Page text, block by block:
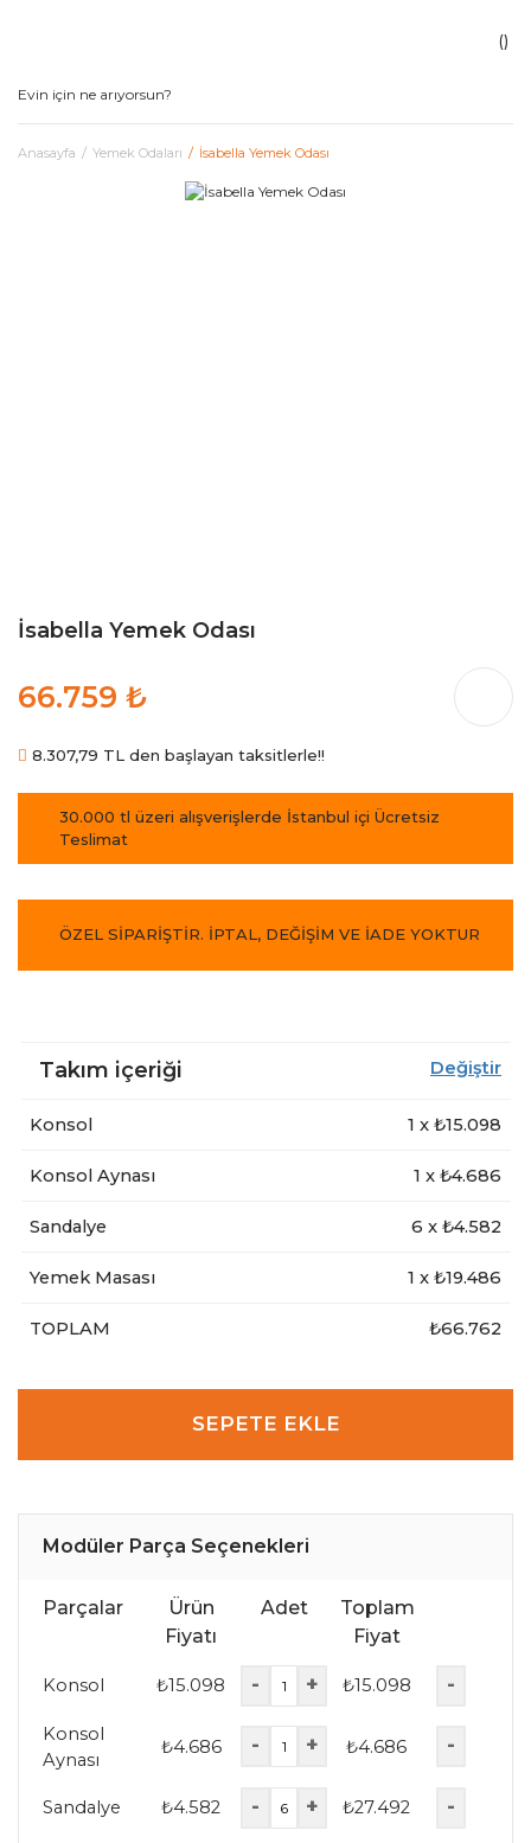
Anasayfa Yemek Odaları İsabella Yemek Odası
İsabella Yemek Odası
66.759 ₺
8.307,79 TL den başlayan taksitlerle!!
30.000 tl üzeri alışverişlerde İstanbul içi Ücretsiz
Teslimat
ÖZEL SİPARİŞTİR. İPTAL, DEĞİŞİM VE İADE YOKTUR
Takım içeriği Değiştir
Konsol 1 x ₺15.098
Konsol Aynası 1 x ₺4.686
Sandalye 6 x ₺4.582
Yemek Masası 1 x ₺19.486
TOPLAM ₺66.762
SEPETE EKLE
Modüler Parça Seçenekleri
Parçalar
Ürün
Fiyatı
Adet
Toplam
Fiyat
Konsol ₺15.098 - + ₺15.098 -
Konsol
Aynası
₺4.686 - + ₺4.686 -
Sandalye ₺4.582 - + ₺27.492 -